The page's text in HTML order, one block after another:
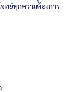
ทย์ทุกความต้องการ